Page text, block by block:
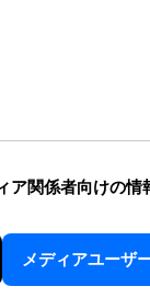
ア関係者向けの情
メディアユーザ